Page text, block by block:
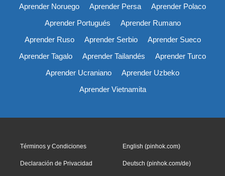
Aprender Noruego
Aprender Persa
Aprender Polaco
Aprender Portugués
Aprender Rumano
Aprender Ruso
Aprender Serbio
Aprender Sueco
Aprender Tagalo
Aprender Tailandés
Aprender Turco
Aprender Ucraniano
Aprender Uzbeko
Aprender Vietnamita
Términos y Condiciones
Declaración de Privacidad
English (pinhok.com)
Deutsch (pinhok.com/de)